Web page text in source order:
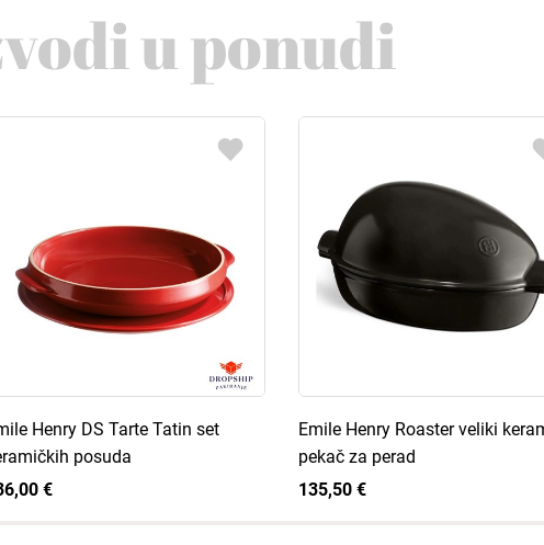
u ponudi
Henry DS Tarte Tatin set
posuda
€
Emile Henry Roaster veliki
pekač za perad
135,50 €